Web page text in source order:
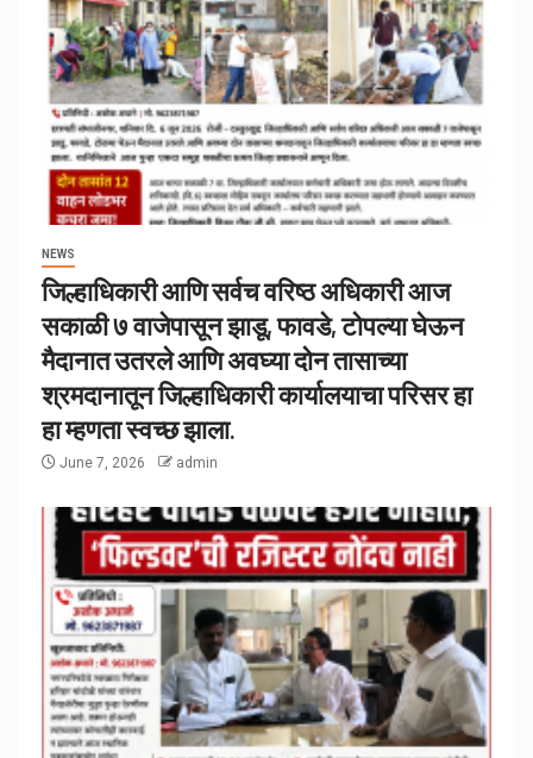
NEWS
जिल्हाधिकारी आणि सर्वच वरिष्ठ अधिकारी आज
सकाळी ७ वाजेपासून झाडू, फावडे, टोपल्या घेऊन
मैदानात उतरले आणि अवघ्या दोन तासाच्या
श्रमदानातून जिल्हाधिकारी कार्यालयाचा परिसर हा
हा म्हणता स्वच्छ झाला.
June 7, 2026 admin